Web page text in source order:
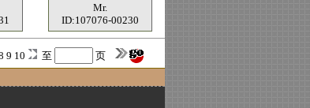
Mr.
ID:107076-00230
9 10 至
页